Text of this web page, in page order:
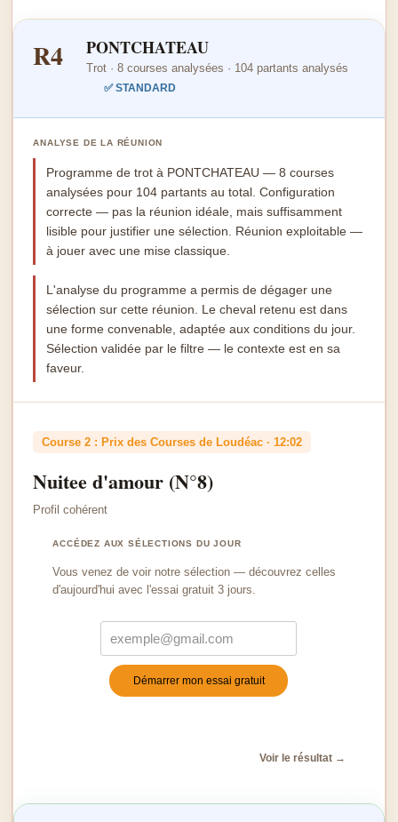
R4 PONTCHATEAU
Trot · 8 courses analysées · 104 partants analysés
✅ STANDARD
ANALYSE DE LA RÉUNION
Programme de trot à PONTCHATEAU — 8 courses
analysées pour 104 partants au total. Configuration
correcte — pas la réunion idéale, mais suffisamment
lisible pour justifier une sélection. Réunion exploitable —
à jouer avec une mise classique.
L'analyse du programme a permis de dégager une
sélection sur cette réunion. Le cheval retenu est dans
une forme convenable, adaptée aux conditions du jour.
Sélection validée par le filtre — le contexte est en sa
faveur.
Course 2 : Prix des Courses de Loudéac · 12:02
Nuitee d'amour (N°8)
Profil cohérent
ACCÉDEZ AUX SÉLECTIONS DU JOUR
Vous venez de voir notre sélection — découvrez celles
d'aujourd'hui avec l'essai gratuit 3 jours.
Démarrer mon essai gratuit
Voir le résultat →